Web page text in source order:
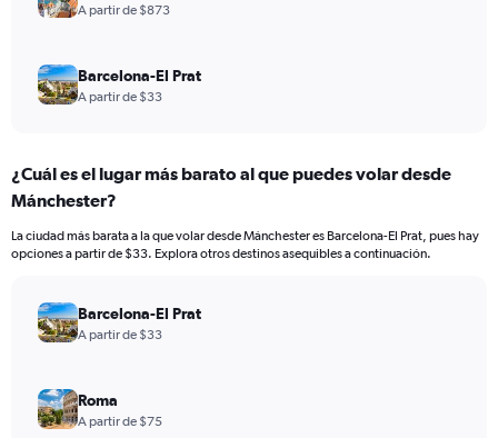
A partir de $873
Barcelona-El Prat
A partir de $33
¿Cuál es el lugar más barato al que puedes volar desde
Mánchester?
La ciudad más barata a la que volar desde Mánchester es Barcelona-El Prat, pues hay
opciones a partir de $33. Explora otros destinos asequibles a continuación.
Barcelona-El Prat
A partir de $33
Roma
A partir de $75